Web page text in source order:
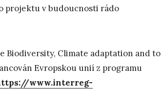
projektu v budoucnosti rádo
Biodiversity, Climate adaptation and to
Evropskou unií z programu
www.interreg-